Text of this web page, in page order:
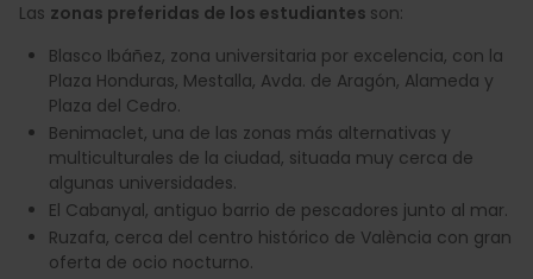
Las zonas preferidas de los estudiantes son:
Blasco Ibáñez, zona universitaria por excelencia, con la
Plaza Honduras, Mestalla, Avda. de Aragón, Alameda y
Plaza del Cedro.
Benimaclet, una de las zonas más alternativas y
multiculturales de la ciudad, situada muy cerca de
algunas universidades.
El Cabanyal, antiguo barrio de pescadores junto al mar.
Ruzafa, cerca del centro histórico de València con gran
oferta de ocio nocturno.